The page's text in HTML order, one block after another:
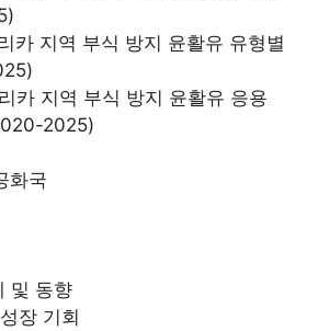
카 지역 부식 방지 윤활유 유형별
카 지역 부식 방지 윤활유 응용
2025)
화국
및 동향
장 기회